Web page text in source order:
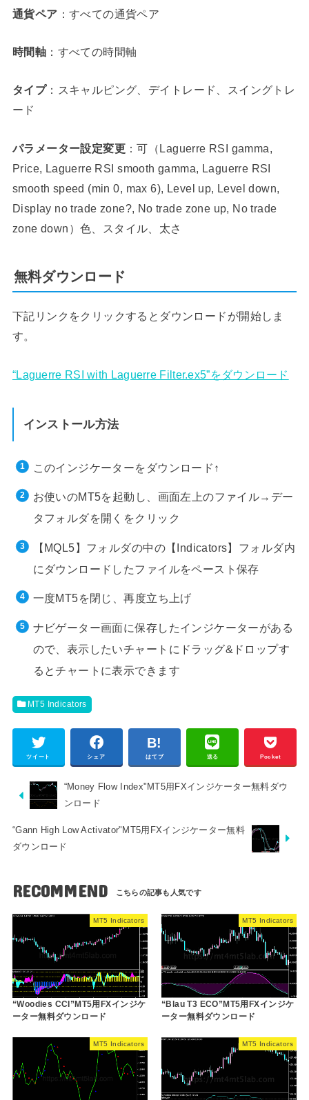
通貨ペア ：すべての通貨ペア
時間軸 ：すべての時間軸
タイプ：スキャルピング、デイトレード、スイングトレ
ード
パラメーター設定変更 ：可（Laguerre RSI gamma,
Price, Laguerre RSI smooth gamma, Laguerre RSI
smooth speed (min 0, max 6), Level up, Level down,
Display no trade zone?, No trade zone up, No trade
zone down）色、スタイル、太さ
無料ダウンロード
下記リンクをクリックするとダウンロードが開始しま
す。
“Laguerre RSI with Laguerre Filter.ex5”をダウンロード
インストール方法
このインジケーターをダウンロード↑
お使いのMT5を起動し、画面左上のファイル→デー
タフォルダを開くをクリック
【MQL5】フォルダの中の【Indicators】フォルダ内
にダウンロードしたファイルをペースト保存
一度MT5を閉じ、再度立ち上げ
ナビゲーター画面に保存したインジケーターがある
ので、表示したいチャートにドラッグ&ドロップす
るとチャートに表示できます
MT5 Indicators
ツイート シェア はてブ 送る Pocket
“Money Flow Index"MT5用FXインジケーター無料ダウ
ンロード
“Gann High Low Activator"MT5用FXインジケーター無料
ダウンロード
RECOMMEND
MT5 Indicators
“Woodies CCI”MT5用FXインジケ
ーター無料ダウンロード
MT5 Indicators
“Blau T3 ECO”MT5用FXインジケ
ーター無料ダウンロード
MT5 Indicators MT5 Indicators